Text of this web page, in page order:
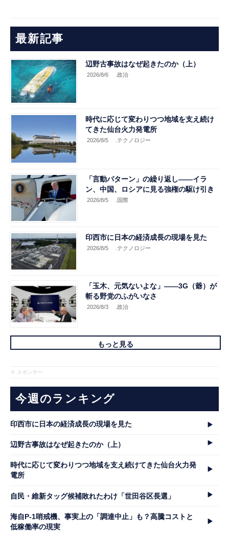
最新記事
辺野古事故はなぜ起きたのか（上）
2026/8/6 .政治
時代に応じて変わりつつ地域を支え続け
てきた仙台火力発電所
2026/8/5 .テクノロジー
「言動パターン」の繰り返し――イラ
ン、中国、ロシアに見る強権の駆け引き
2026/8/5 .国際
印西市に日本の経済成長の現場を見た
2026/8/5 .テクノロジー
「玉木、元気ないよな」――3G（爺）が
斬る野党のふがいなさ
2026/8/3 .政治
もっと見る
※ スポンサー
今週のランキング
印西市に日本の経済成長の現場を見た
辺野古事故はなぜ起きたのか（上）
時代に応じて変わりつつ地域を支え続けてきた仙台火力発
電所
自民・維新タッグ候補敗れたわけ「世田谷区長選」
海自P-1哨戒機、事実上の「調達中止」も？高騰コストと
低稼働率の現実